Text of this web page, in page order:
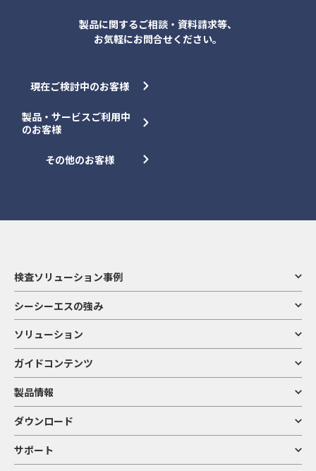
製品に関するご相談・資料請求等、
お気軽にお問合せください。
現在ご検討中のお客様
製品・サービスご利用中
のお客様
その他のお客様
検査ソリューション事例
シーシーエスの強み
ソリューション
ガイドコンテンツ
製品情報
ダウンロード
サポート